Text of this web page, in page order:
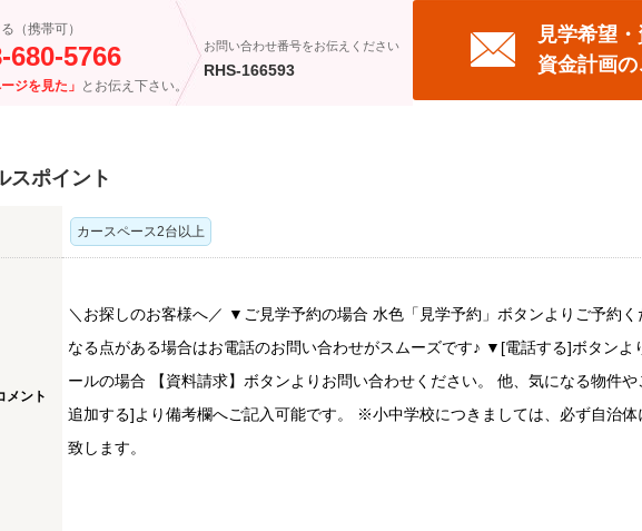
（携帯可）
680-5766
ジを見た」 とお伝え下さい。
お問い合わせ番号をお伝えください
RHS-166593
見学希望
資金計画
スポイント
カースペース2台以上
メント
＼お探しのお客様へ／ ▼ご見学予約の場合 水色「見学予約」ボタンよりご予約く
なる点がある場合はお電話のお問い合わせがスムーズです♪ ▼[電話する]ボタン
ールの場合 【資料請求】ボタンよりお問い合わせください。 他、気になる物件
追加する]より備考欄へご記入可能です。 ※小中学校につきましては、必ず自治
致します。